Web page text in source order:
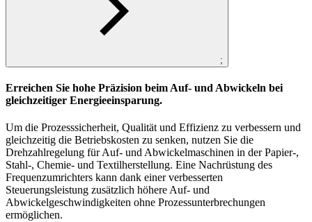
;
Erreichen Sie hohe Präzision beim Auf- und Abwickeln bei
gleichzeitiger Energieeinsparung.
Um die Prozesssicherheit, Qualität und Effizienz zu verbessern und
gleichzeitig die Betriebskosten zu senken, nutzen Sie die
Drehzahlregelung für Auf- und Abwickelmaschinen in der Papier-,
Stahl-, Chemie- und Textilherstellung. Eine Nachrüstung des
Frequenzumrichters kann dank einer verbesserten
Steuerungsleistung zusätzlich höhere Auf- und
Abwickelgeschwindigkeiten ohne Prozessunterbrechungen
ermöglichen.